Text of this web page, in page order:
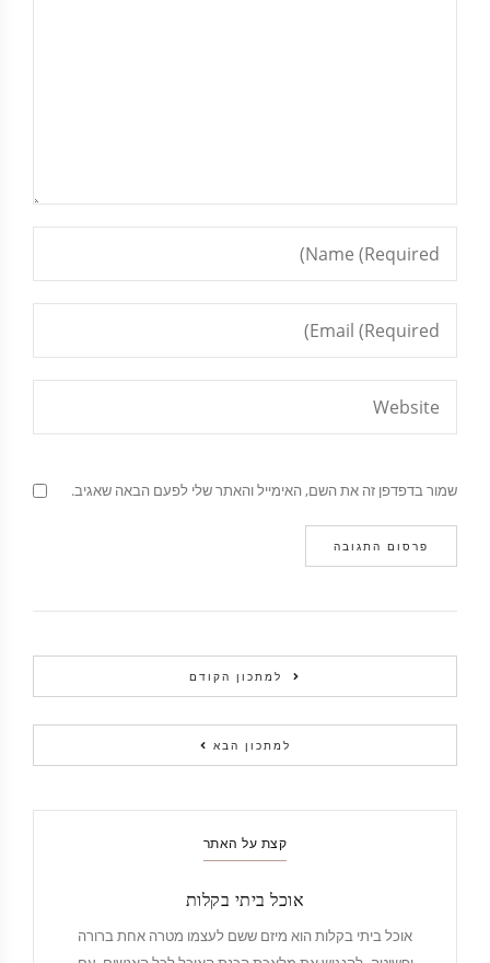
שמור בדפדפן זה את השם, האימייל והאתר שלי לפעם הבאה שאגיב.
למתכון הקודם
למתכון הבא
קצת על האתר
אוכל ביתי בקלות
אוכל ביתי בקלות הוא מיזם ששם לעצמו מטרה אחת ברורה